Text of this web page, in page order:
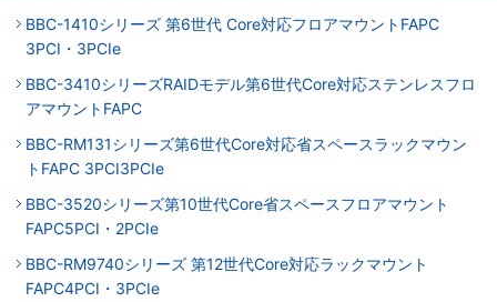
BBC-1410シリーズ 第6世代 Core対応フロアマウントFAPC
3PCI・3PCIe
BBC-3410シリーズRAIDモデル第6世代Core対応ステンレスフロ
アマウントFAPC
BBC-RM131シリーズ第6世代Core対応省スペースラックマウン
トFAPC 3PCI3PCIe
BBC-3520シリーズ第10世代Core省スペースフロアマウント
FAPC5PCI・2PCIe
BBC-RM9740シリーズ 第12世代Core対応ラックマウント
FAPC4PCI・3PCIe